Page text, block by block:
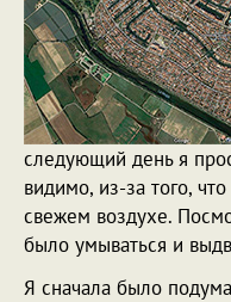
следующий день я
видимо, из-за того,
свежем воздухе.
было умываться и
Я сначала было